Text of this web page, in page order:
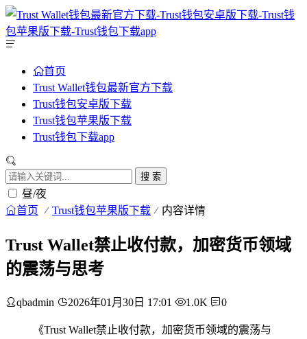
首页
Trust Wallet钱包最新官方下载
Trust钱包安卓版下载
Trust钱包苹果版下载
Trust钱包下载app
搜 索
昼/夜
首页 Trust钱包苹果版下载 内容详情
Trust Wallet禁止收付款，加密货币领域
的震荡与思考
qbadmin 2026年01月30日 17:01 1.0K 0
《Trust Wallet禁止收付款，加密货币领域的震荡与